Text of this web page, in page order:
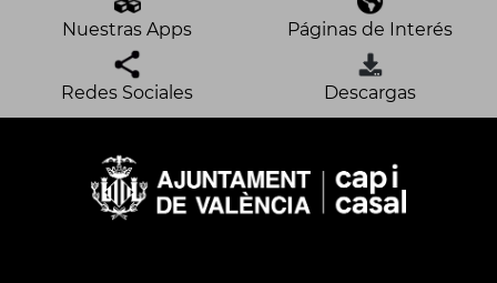
Nuestras Apps Páginas de Interés
Redes Sociales Descargas